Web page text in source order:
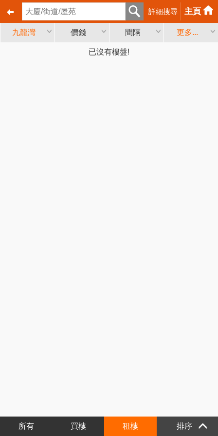
詳細搜尋 主頁
九龍灣 價錢 間隔 更多...
已沒有樓盤!
所有 買樓 租樓 排序